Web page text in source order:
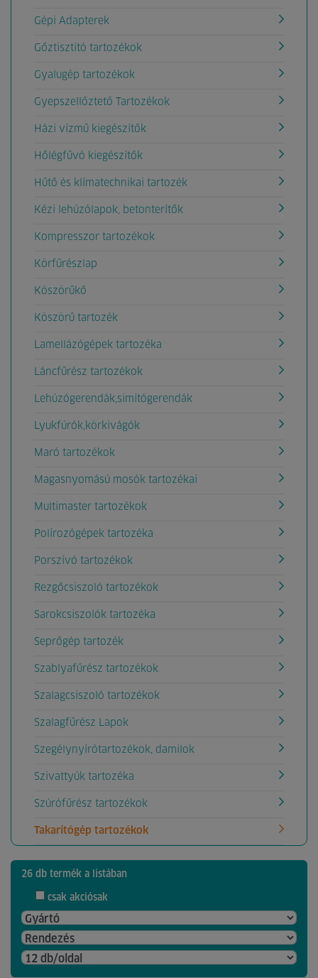
Gépi Adapterek
Gőztisztító tartozékok
Gyalugép tartozékok
Gyepszellőztető Tartozékok
Házi vízmű kiegészítők
Hőlégfűvó kiegészítők
Hűtő és klímatechnikai tartozék
Kézi lehúzólapok, betonterítők
Kompresszor tartozékok
Körfűrészlap
Köszörűkő
Köszörű tartozék
Lamellázógépek tartozéka
Láncfűrész tartozékok
Lehúzógerendák,simítógerendák
Lyukfúrók,körkivágók
Maró tartozékok
Magasnyomású mosók tartozékai
Multimaster tartozékok
Polírozógépek tartozéka
Porszívó tartozékok
Rezgőcsiszoló tartozékok
Sarokcsiszolók tartozéka
Seprőgép tartozék
Szablyafűrész tartozékok
Szalagcsiszoló tartozékok
Szalagfűrész Lapok
Szegélynyírótartozékok, damilok
Szivattyúk tartozéka
Szúrófűrész tartozékok
Takarítógép tartozékok
26 db termék a listában
csak akciósak